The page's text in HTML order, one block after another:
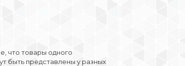
что товары одного
быть представлены у разных